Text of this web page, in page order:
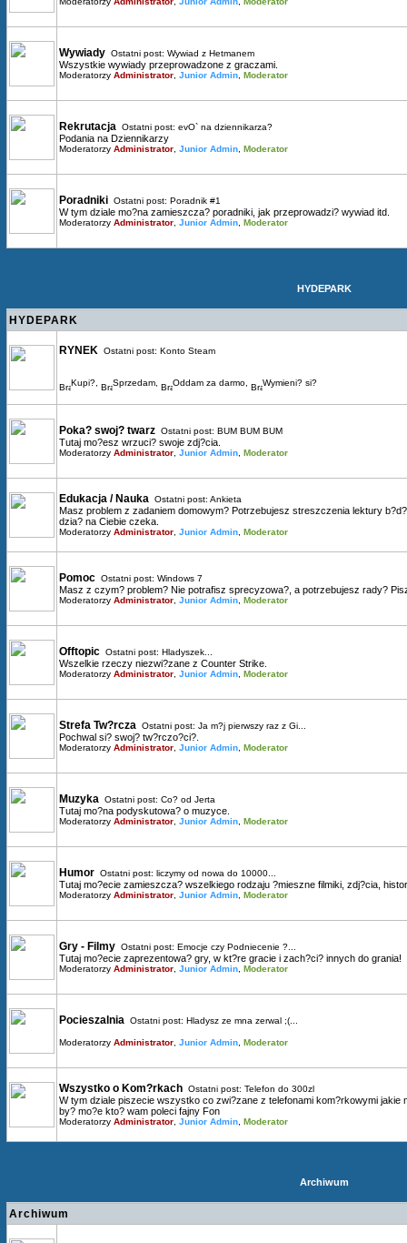
Wywiady Ostatni post: Wywiad z Hetmanem
Wszystkie wywiady przeprowadzone z graczami.
Moderatorzy Administrator Junior Admin Moderator
Rekrutacja Ostatni post: evO` na dziennikarza?
Podania na Dziennikarzy
Moderatorzy Administrator Junior Admin Moderator
Poradniki Ostatni post: Poradnik #1
W tym dziale mo?na zamieszcza? poradniki, jak przeprowadzi? wywiad itd.
Moderatorzy Administrator Junior Admin Moderator
HYDEPARK
HYDEPARK
RYNEK Ostatni post: Konto Steam
Kupi? Sprzedam Oddam za darmo Wymieni? si?
Poka? swoj? twarz Ostatni post: BUM BUM BUM
Tutaj mo?esz wrzuci? swoje zdj?cia.
Moderatorzy Administrator Junior Admin Moderator
Edukacja / Nauka Ostatni post: Ankieta
Masz problem z zadaniem domowym? Potrzebujesz streszczenia lektury
dzia? na Ciebie czeka.
Moderatorzy Administrator Junior Admin Moderator
Pomoc Ostatni post: Windows 7
Masz z czym? problem? Nie potrafisz sprecyzowa?, a potrzebujesz rady?
Moderatorzy Administrator Junior Admin Moderator
Offtopic Ostatni post: Hladyszek...
Wszelkie rzeczy niezwi?zane z Counter Strike.
Moderatorzy Administrator Junior Admin Moderator
Strefa Tw?rcza Ostatni post: Ja m?j pierwszy raz z Gi...
Pochwal si? swoj? tw?rczo?ci?.
Moderatorzy Administrator Junior Admin Moderator
Muzyka Ostatni post: Co? od Jerta
Tutaj mo?na podyskutowa? o muzyce.
Moderatorzy Administrator Junior Admin Moderator
Humor Ostatni post: liczymy od nowa do 10000...
Tutaj mo?ecie zamieszcza? wszelkiego rodzaju ?mieszne filmiki, zdj?cia,
Moderatorzy Administrator Junior Admin Moderator
Gry - Filmy Ostatni post: Emocje czy Podniecenie ?...
Tutaj mo?ecie zaprezentowa? gry, w kt?re gracie i zach?ci? innych do grania!
Moderatorzy Administrator Junior Admin Moderator
Pocieszalnia Ostatni post: Hladysz ze mna zerwal ;(...
Moderatorzy Administrator Junior Admin Moderator
Wszystko o Kom?rkach Ostatni post: Telefon do 300zl
W tym dziale piszecie wszystko co zwi?zane z telefonami kom?rkowymi jakie
by? mo?e kto? wam poleci fajny Fon
Moderatorzy Administrator Junior Admin Moderator
Archiwum
Archiwum